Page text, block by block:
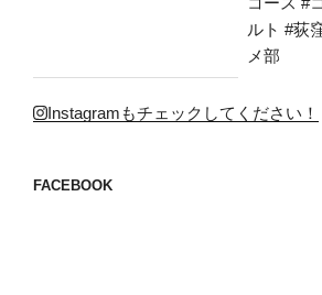
Instagramもチェックしてください！
FACEBOOK